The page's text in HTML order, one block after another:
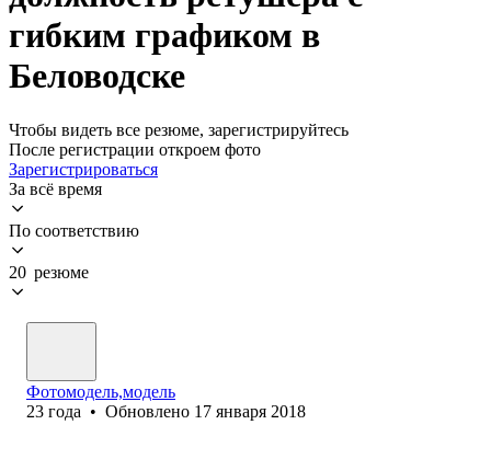
гибким графиком в
Беловодске
Чтобы видеть все резюме, зарегистрируйтесь
После регистрации откроем фото
Зарегистрироваться
За всё время
По соответствию
20 резюме
Фотомодель,модель
23 года • Обновлено 17 января 2018